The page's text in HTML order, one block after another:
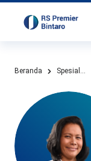
Beranda Spesialis Kami